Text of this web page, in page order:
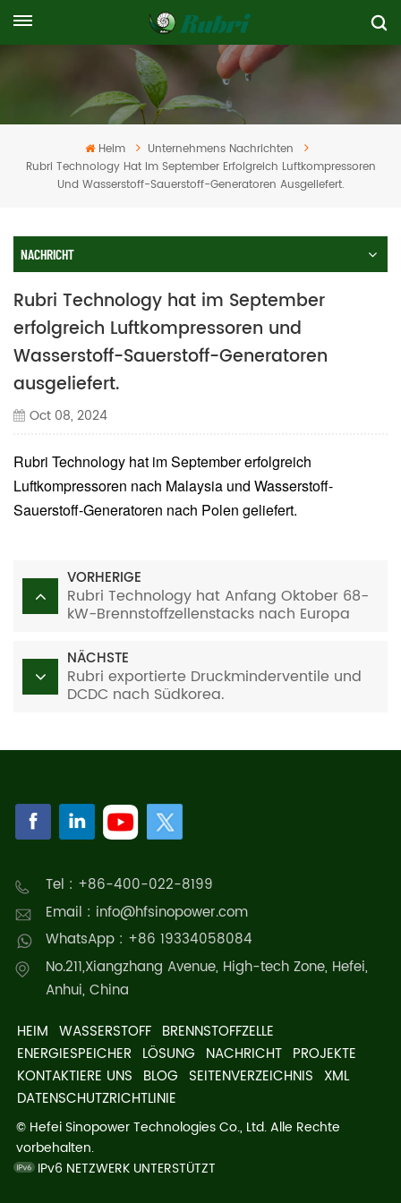
Heim
Unternehmens Nachrichten
Rubri Technology Hat Im September Erfolgreich Luftkompressoren
Und Wasserstoff-Sauerstoff-Generatoren Ausgeliefert.
NACHRICHT
Rubri Technology hat im September
erfolgreich Luftkompressoren und
Wasserstoff-Sauerstoff-Generatoren
ausgeliefert.
Oct 08, 2024
Rubri Technology hat im September erfolgreich
Luftkompressoren nach Malaysia und Wasserstoff-
Sauerstoff-Generatoren nach Polen geliefert.
VORHERIGE
Rubri Technology hat Anfang Oktober 68-
kW-Brennstoffzellenstacks nach Europa
NÄCHSTE
Rubri exportierte Druckminderventile und
DCDC nach Südkorea.
Tel : +86-400-022-8199
Email : info@hfsinopower.com
WhatsApp : +86 19334058084
No.211,Xiangzhang Avenue, High-tech Zone, Hefei,
Anhui, China
HEIM WASSERSTOFF BRENNSTOFFZELLE
ENERGIESPEICHER LÖSUNG NACHRICHT PROJEKTE
KONTAKTIERE UNS BLOG SEITENVERZEICHNIS XML
DATENSCHUTZRICHTLINIE
© Hefei Sinopower Technologies Co., Ltd. Alle Rechte
vorbehalten.
IPv6 NETZWERK UNTERSTÜTZT